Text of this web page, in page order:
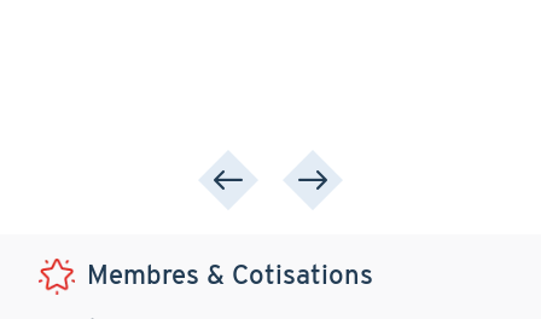
Membres & Cotisations